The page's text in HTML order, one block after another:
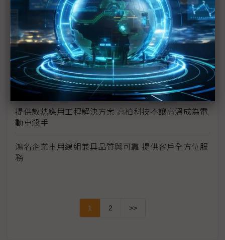
技術能量深獲全球大廠肯定 凱銳光電讓車載影音體驗
大升級
晟昌機電堅持創新與研發 以高效能馬達為客戶創造價
值
AMPA DigitalGo線上開展 雲端逛展跨越國境限制
提供散熱應用工程解決方案 高柏科技不讓高溫成為電
動車殺手
鴻名企業車用線組兼具品質與可靠 提供客戶全方位服
務
1 2 >>